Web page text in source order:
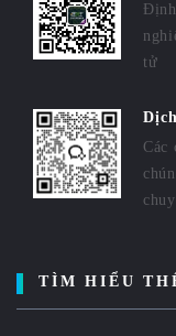
tử
Các
TÌM HIỂU